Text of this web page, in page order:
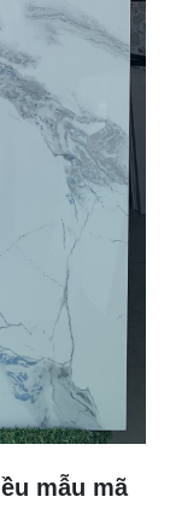
mẫu mã